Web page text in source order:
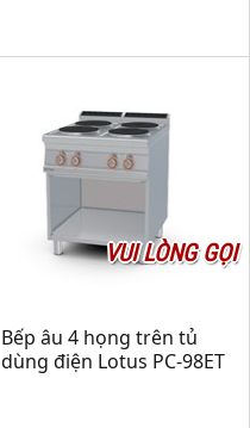
VUI LÒNG GỌI
Bếp âu 4 họng trên tủ
dùng điện Lotus PC-98ET